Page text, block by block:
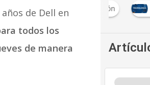
de Dell en
todos los
de manera
Innovación